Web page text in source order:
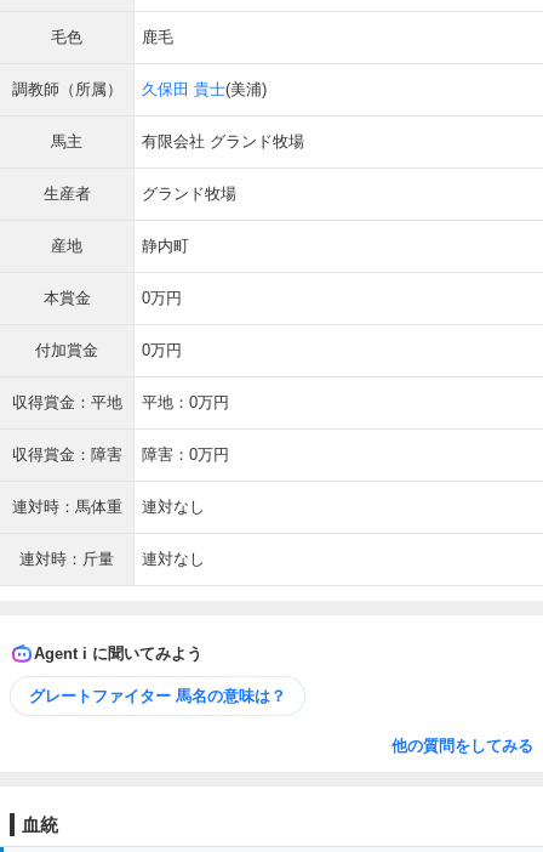
毛色 鹿毛
調教師（所属） 久保田 貴士(美浦)
馬主 有限会社 グランド牧場
生産者 グランド牧場
産地 静内町
本賞金 0万円
付加賞金 0万円
収得賞金：平地 平地：0万円
収得賞金：障害 障害：0万円
連対時：馬体重 連対なし
連対時：斤量 連対なし
Agent i に聞いてみよう
グレートファイター 馬名の意味は？
他の質問をしてみる
血統